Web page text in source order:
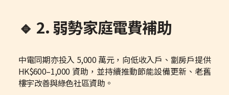
🔹 2. 弱勢家庭電費補助
中電同期亦投入 5,000 萬元，向低收入戶、劏房戶提供
HK$600–1,000 資助，並持續推動節能設備更新、老舊
樓宇改善與綠色社區資助。